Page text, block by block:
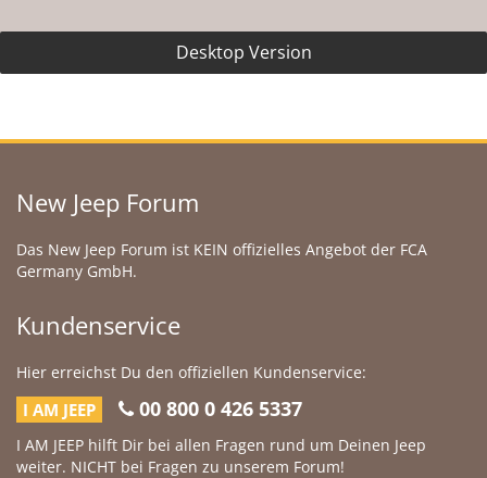
Desktop Version
New Jeep Forum
Das New Jeep Forum ist KEIN offizielles Angebot der FCA
Germany GmbH.
Kundenservice
Hier erreichst Du den offiziellen Kundenservice:
I AM JEEP 00 800 0 426 5337
I AM JEEP hilft Dir bei allen Fragen rund um Deinen Jeep
weiter. NICHT bei Fragen zu unserem Forum!